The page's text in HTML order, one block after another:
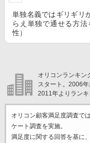
単独名義ではギリギリ
らえ単独で通せる方
性）
オリコンランキン
スタート。2006
2011年よりランキ
オリコン顧客満足度調査で
ケート調査を実施。
満足度に関する回答を基に